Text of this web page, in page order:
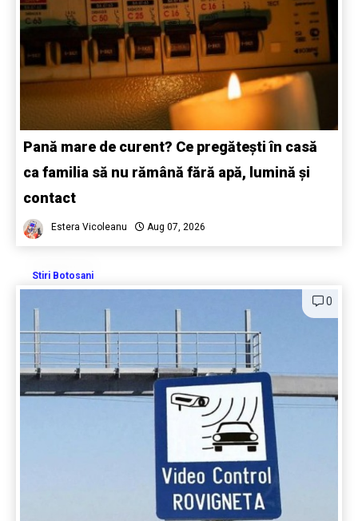
Pană mare de curent? Ce pregătești în casă
ca familia să nu rămână fără apă, lumină și
contact
Estera Vicoleanu Aug 07, 2026
Stiri Botosani
0